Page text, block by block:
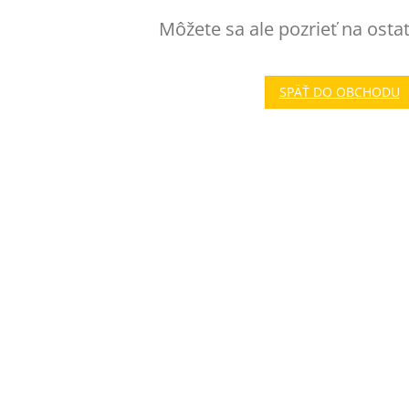
Môžete sa ale pozrieť na
SPÄŤ DO OBCHODU